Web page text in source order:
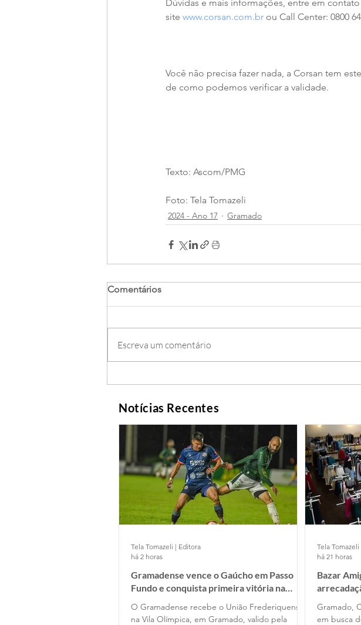
Dúvidas e mais informações, entre em
site www.corsan.com.br ou Call Center: 0800
Você não precisa fazer nada, a Corsan tem
de como podemos verificar a validade.
Texto: Ascom/PMG
Foto: Tela Tomazeli
2024 - Ano 17 Gramado
Comentários
Escreva um comentário
Notícias Recentes
Gramadense vence o Gaúcho em Passo
Fundo e conquista primeira vitória na
O Gramadense recebe o União Frederiquense,
na Vila Olímpica, em Gramado, valido pela
Tela Tomazeli | Editora
há 2 horas
Bazar
Gramado,
em busca
Tela
há 21 horas